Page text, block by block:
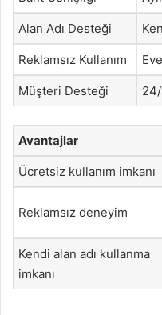
Alan Adı Desteği
Reklamsız Kullanım
Müşteri Desteği
Avantajlar
Ücretsiz kullanım imkanı
Reklamsız deneyim
Kendi alan adı kullanma
imkanı